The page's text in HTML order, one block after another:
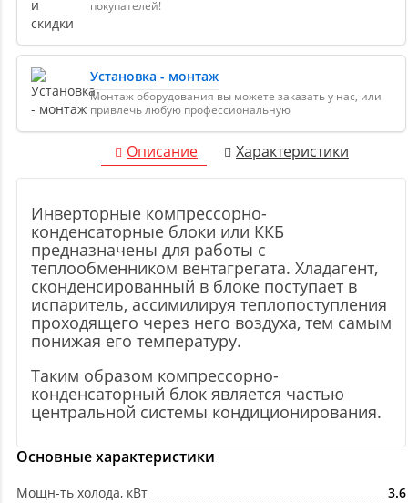
покупателей!
Установка - монтаж
Монтаж оборудования вы можете заказать у нас, или
привлечь любую профессиональную
Описание Характеристики
Инверторные компрессорно-
конденсаторные блоки или ККБ
предназначены для работы с
теплообменником вентагрегата. Хладагент,
сконденсированный в блоке поступает в
испаритель, ассимилируя теплопоступления
проходящего через него воздуха, тем самым
понижая его температуру.
Таким образом компрессорно-
конденсаторный блок является частью
центральной системы кондиционирования.
Основные характеристики
Мощн-ть холода, кВт 3.6